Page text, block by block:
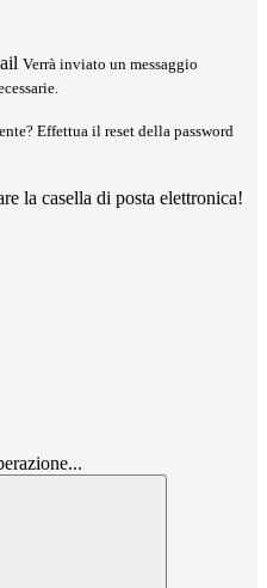
Verrà inviato un messaggio
Effettua il reset della password
la casella di posta elettronica!